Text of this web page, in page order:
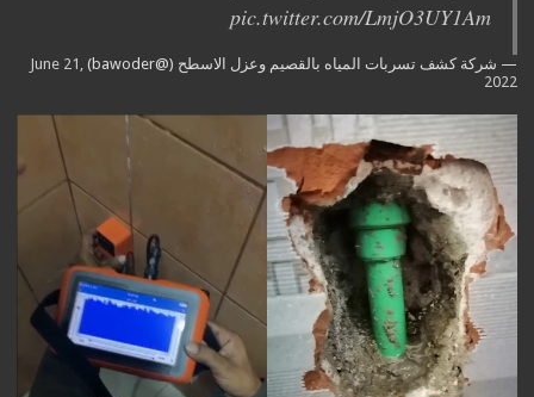
pic.twitter.com/LmjO3UY1Am
— شركة كشف تسربات المياه بالقصيم وعزل الاسطح (@bawoder)
June 21,
2022